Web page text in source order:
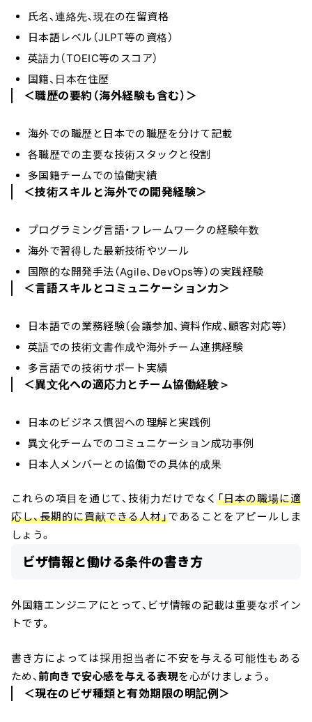
氏名、連絡先、現在の在留資格
日本語レベル（JLPT等の資格）
英語力（TOEIC等のスコア）
国籍、日本在住歴
＜職歴の要約（海外経験も含む）＞
海外での職歴と日本での職歴を分けて記載
各職歴での主要な技術スタックと役割
多国籍チームでの協働実績
＜技術スキルと海外での開発経験＞
プログラミング言語・フレームワークの経験年数
海外で習得した最新技術やツール
国際的な開発手法（Agile、DevOps等）の実践経験
＜言語スキルとコミュニケーション力＞
日本語での業務経験（会議参加、資料作成、顧客対応等）
英語での技術文書作成や海外チーム連携経験
多言語での技術サポート実績
＜異文化への適応力とチーム協働経験＞
日本のビジネス慣習への理解と実践例
異文化チームでのコミュニケーション成功事例
日本人メンバーとの協働での具体的成果
これらの項目を通じて、技術力だけでなく 「日本の職場に適
応し、長期的に貢献できる人材」であることをアピールしま
しょう。
ビザ情報と働ける条件の書き方
外国籍エンジニアにとって、ビザ情報の記載は重要なポイン
トです。
書き方によっては採用担当者に不安を与える可能性もある
ため、 前向きで安心感を与える表現を心がけましょう。
＜現在のビザ種類と有効期限の明記例＞